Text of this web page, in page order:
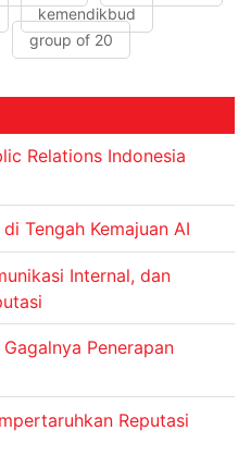
kemendikbud
group of 20
Relations Indonesia
Tengah Kemajuan AI
Internal, dan
Penerapan
Reputasi